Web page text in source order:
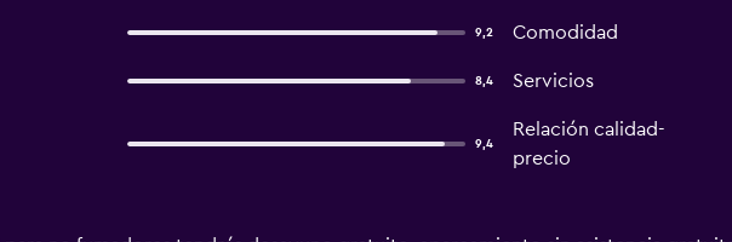
9,2 Comodidad
8,4 Servicios
9,4
Relación calidad-
precio